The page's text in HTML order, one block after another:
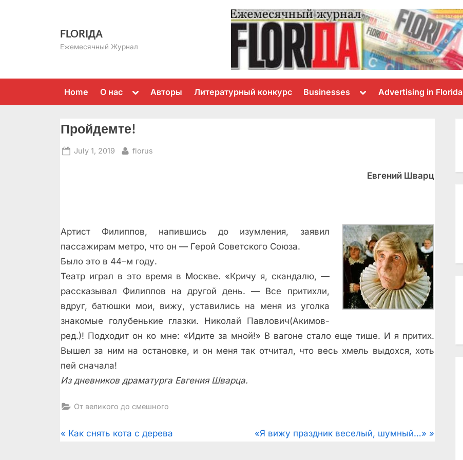
FLORIДА
Ежемесячный Журнал
Home О нас
Toggle
menu
Авторы Литературный конкурс Businesses
Toggle
menu
Advertising in Florida
Пройдемте!
Posted
July 1, 2019 By
florus
Евгений Шварц
Артист Филиппов, напившись до изумления, заявил
пассажирам метро, что он — Герой Советского Союза.
Было это в 44–м году.
Театр играл в это время в Москве. «Кричу я, скандалю, —
рассказывал Филиппов на другой день. — Все притихли,
вдруг, батюшки мои, вижу, уставились на меня из уголка
знакомые голубенькие глазки. Николай Павлович(Акимов-
ред.)! Подходит он ко мне: «Идите за мной!» В вагоне стало еще тише. И я притих.
Вышел за ним на остановке, и он меня так отчитал, что весь хмель выдохся, хоть
пей сначала!
Из дневников драматурга Евгения Шварца.
От великого до смешного
Post
P
Как снять кота с дерева
N
«Я вижу праздник веселый, шумный…»